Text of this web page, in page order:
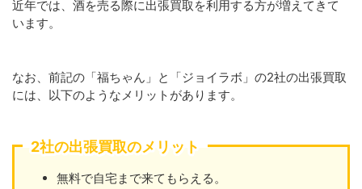
近年では、酒を売る際に出張買取を利用する方が増えてきて
います。
なお、前記の「福ちゃん」と「ジョイラボ」の2社の出張買取
には、以下のようなメリットがあります。
2社の出張買取のメリット
無料で自宅まで来てもらえる。